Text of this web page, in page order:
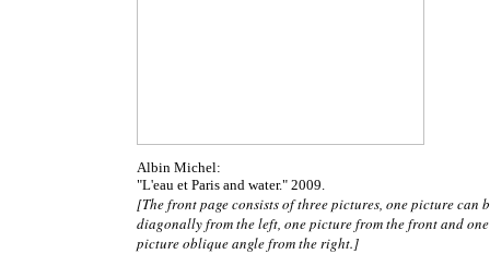
Albin Michel:
"L'eau et Paris and water." 2009.
[The front page consists of three pictures, one picture can
diagonally from the left, one picture from the front and one
picture oblique angle from the right.]